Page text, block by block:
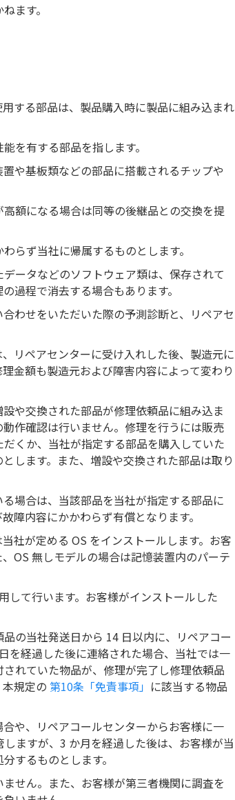
ます。
する部品は、製品購入時に製品に組み込まれ
を有する部品を指します。
や基板類などの部品に搭載されるチップや
額になる場合は同等の後継品との交換を提
らず当社に帰属するものとします。
ータなどのソフトウェア類は、保存されて
過程で消去する場合もあります。
わせをいただいた際の予測診断と、リペアセ
リペアセンターに受け入れした後、製造元に
金額も製造元および障害内容によって変わり
や交換された部品が修理依頼品に組み込ま
作確認は行いません。修理を行うには販売
くか、当社が指定する部品を購入していた
します。また、増設や交換された部品は取り
場合は、当該部品を当社が指定する部品に
障内容にかかわらず有償となります。
社が定める OS をインストールします。お客
OS 無しモデルの場合は記憶装置内のパーテ
して行います。お客様がインストールした
の当社発送日から 14 日以内に、リペアコー
を経過した後に連絡された場合、当社では一
れていた物品が、修理が完了し修理依頼品
規定の 第10条「免責事項」 に該当する物品
や、リペアコールセンターからお客様に一
ますが、3 か月を経過した後は、お客様が当
するものとします。
せん。また、お客様が第三者機関に調査を